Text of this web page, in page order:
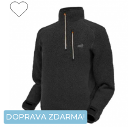
DOPRAVA ZDARMA!